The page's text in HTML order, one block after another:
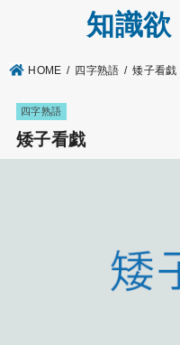
知識欲
HOME 四字熟語 矮子看戯
四字熟語
矮子看戯